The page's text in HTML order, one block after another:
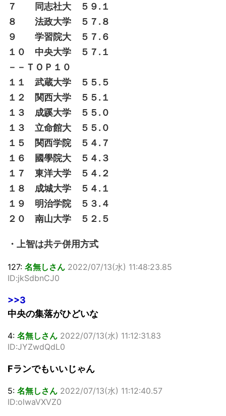
７ 同志社大 ５９.１
８ 法政大学 ５７.８
９ 学習院大 ５７.６
１０ 中央大学 ５７.１
－－ＴＯＰ１０
１１ 武蔵大学 ５５.５
１２ 関西大学 ５５.１
１３ 成蹊大学 ５５.０
１３ 立命館大 ５５.０
１５ 関西学院 ５４.７
１６ 國學院大 ５４.３
１７ 東洋大学 ５４.２
１８ 成城大学 ５４.１
１９ 明治学院 ５３.４
２０ 南山大学 ５２.５
・上智は共テ併用方式
127: 名無しさん 2022/07/13(水) 11:48:23.85
ID:jkSdbnCJ0
>>3
中央の集落がひどいな
4: 名無しさん 2022/07/13(水) 11:12:31.83
ID:JYZwdQdL0
Fランでもいいじゃん
5: 名無しさん 2022/07/13(水) 11:12:40.57
ID:olwaVXVZ0